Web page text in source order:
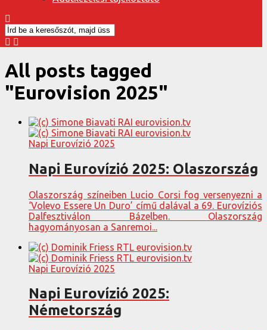
All posts tagged
"Eurovision 2025"
Napi Eurovízió 2025
Napi Eurovízió 2025: Olaszország
Olaszország színeiben Lucio Corsi fog versenyezni a
‘Volevo Essere Un Duro’ című dalával a 69. Eurovíziós
Dalfesztiválon Bázelben. Olaszország
hagyományosan a Sanremoi...
Napi Eurovízió 2025
Napi Eurovízió 2025:
Németország